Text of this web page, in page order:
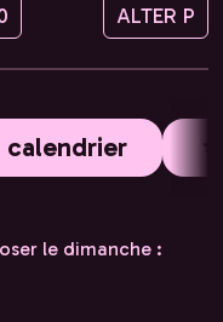
ALTER P
calendrier
le dimanche :